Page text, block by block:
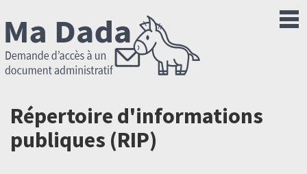
Répertoire d'informations
publiques (RIP)